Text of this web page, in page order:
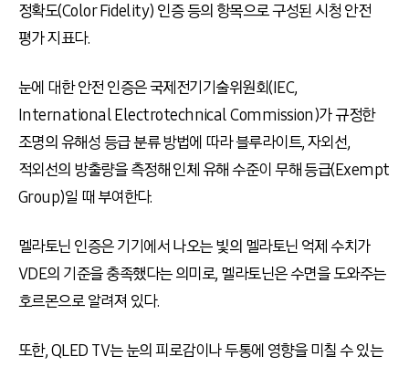
정확도(Color Fidelity) 인증 등의 항목으로 구성된 시청 안전
평가 지표다.
눈에 대한 안전 인증은 국제전기기술위원회(IEC,
International Electrotechnical Commission)가 규정한
조명의 유해성 등급 분류 방법에 따라 블루라이트, 자외선,
적외선의 방출량을 측정해 인체 유해 수준이 무해 등급(Exempt
Group)일 때 부여한다.
멜라토닌 인증은 기기에서 나오는 빛의 멜라토닌 억제 수치가
VDE의 기준을 충족했다는 의미로, 멜라토닌은 수면을 도와주는
호르몬으로 알려져 있다.
또한, QLED TV는 눈의 피로감이나 두통에 영향을 미칠 수 있는